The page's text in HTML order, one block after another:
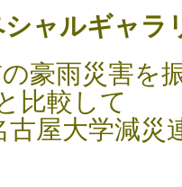
ャルギャラ
の豪雨災害を
比較して
減災連携